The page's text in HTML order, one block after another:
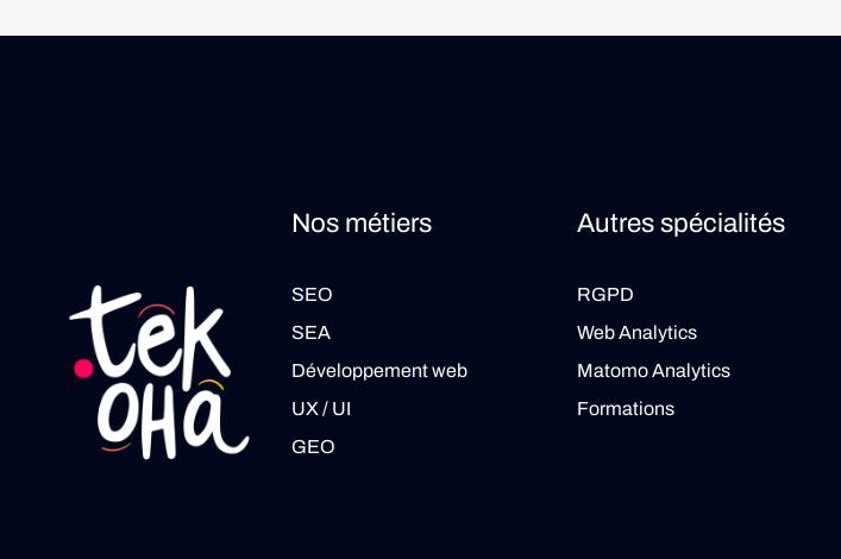
Nos métiers
SEO
SEA
Développement web
UX / UI
GEO
Autres spécialités
RGPD
Web Analytics
Matomo Analytics
Formations